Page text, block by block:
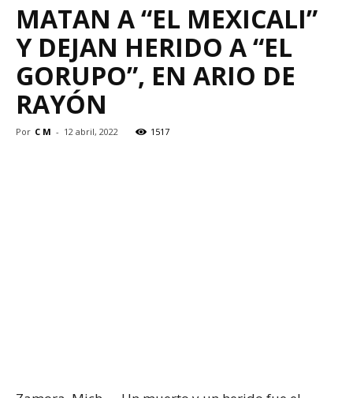
MATAN A “EL MEXICALI”
Y DEJAN HERIDO A “EL
GORUPO”, EN ARIO DE
RAYÓN
Por C M - 12 abril, 2022 1517